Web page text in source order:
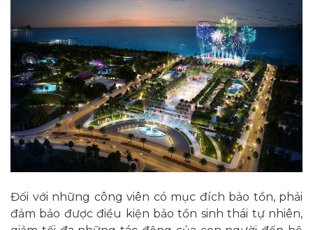
Đối với những công viên có mục đích bảo tồn, phải
đảm bảo được điều kiện bảo tồn sinh thái tự nhiên,